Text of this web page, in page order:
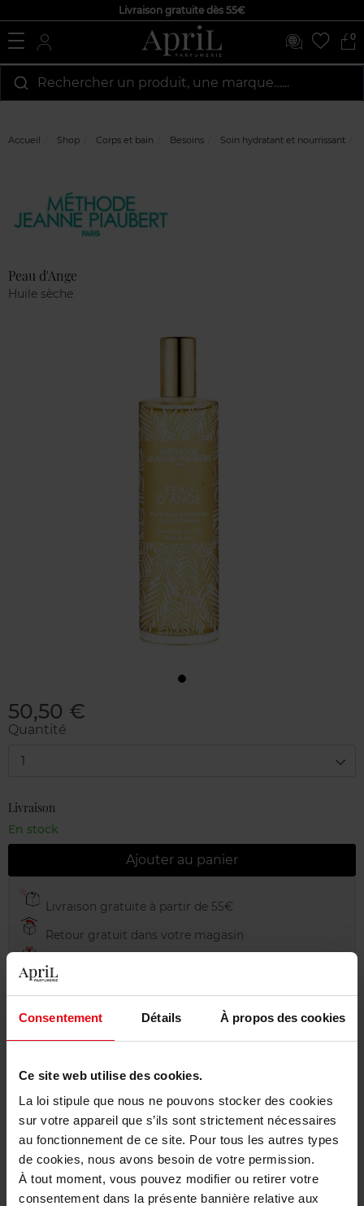
Consentement Détails À propos des cookies
Ce site web utilise des cookies.
La loi stipule que nous ne pouvons stocker des cookies
sur votre appareil que s’ils sont strictement nécessaires
au fonctionnement de ce site. Pour tous les autres types
de cookies, nous avons besoin de votre permission.
À tout moment, vous pouvez modifier ou retirer votre
consentement dans la présente bannière relative aux
Livraison gratuite dès 55€
0
Rechercher un produit, une marque…...
Accueil Shop Corps et bain Besoins Soin hydratant et nourrissant
Peau d'Ange
Huile sèche
50,50 €
Quantité
1
Livraison
En stock
Ajouter au panier
Livraison gratuite à partir de 55€
Retour gratuit dans votre magasin
Emballage cadeau offert
Conseil d'utilisation
Caractéristiques